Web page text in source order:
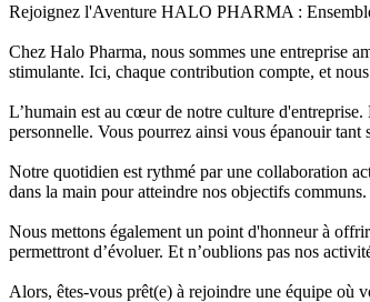
Rejoignez l'Aventure HALO PHARMA :
Chez Halo Pharma, nous sommes une entreprise
stimulante. Ici, chaque contribution compte, et
L’humain est au cœur de notre culture
personnelle. Vous pourrez ainsi vous épanouir tant
Notre quotidien est rythmé par une collaboration
dans la main pour atteindre nos objectifs
Nous mettons également un point d'honneur à
permettront d’évoluer. Et n’oublions pas nos
Alors, êtes-vous prêt(e) à rejoindre une équipe où